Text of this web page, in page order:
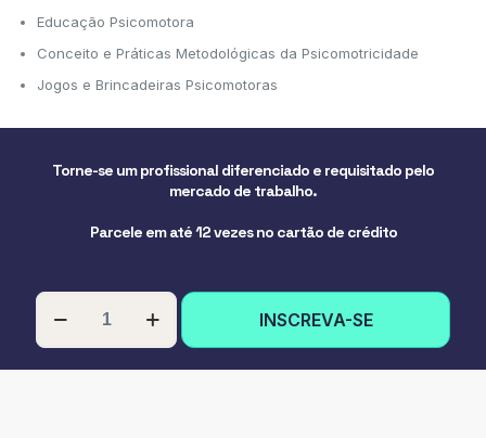
Educação Psicomotora
Conceito e Práticas Metodológicas da Psicomotricidade
Jogos e Brincadeiras Psicomotoras
Torne-se um profissional diferenciado e requisitado pelo
mercado de trabalho.
Parcele em até 12 vezes no cartão de crédito
PÓS-
GRADUAÇÃO
EM
INSCREVA-SE